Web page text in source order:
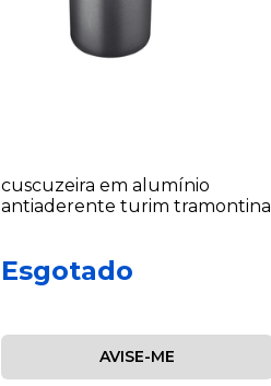
cuscuzeira em alumínio
antiaderente turim tramontina
Esgotado
AVISE-ME